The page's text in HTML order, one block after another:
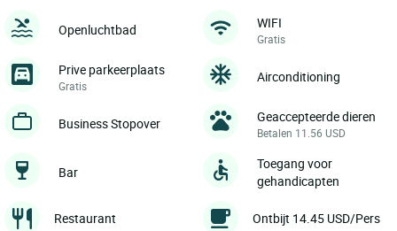
Openluchtbad WIFI
Gratis
Prive parkeerplaats
Gratis
Airconditioning
Business Stopover Geaccepteerde dieren
Betalen 11.56 USD
Bar
Toegang voor
gehandicapten
Restaurant Ontbijt 14.45 USD/Pers